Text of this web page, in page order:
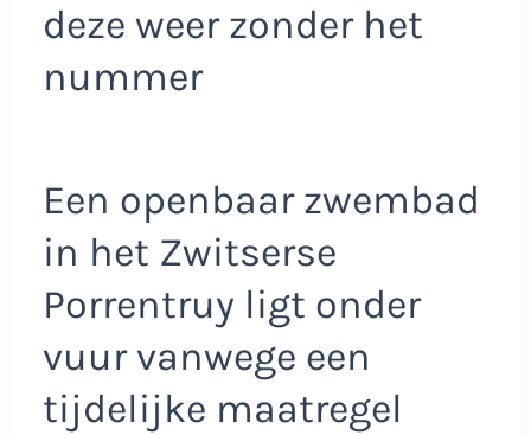
deze weer zonder het
nummer
Een openbaar zwembad
in het Zwitserse
Porrentruy ligt onder
vuur vanwege een
tijdelijke maatregel